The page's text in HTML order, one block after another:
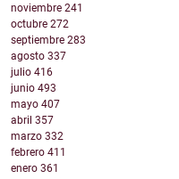
noviembre 241
octubre 272
septiembre 283
agosto 337
julio 416
junio 493
mayo 407
abril 357
marzo 332
febrero 411
enero 361